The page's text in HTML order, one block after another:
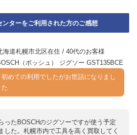
ンターをご利用された方のご感想
海道札幌市北区在住 / 40代のお客様
（ボッシュ） ジグソー GST135BCE
初めての利用でしたがお世話になりまし
た
ったBOSCHのジグソーですが使う予定
した。札幌市内で工具を高く買取してく